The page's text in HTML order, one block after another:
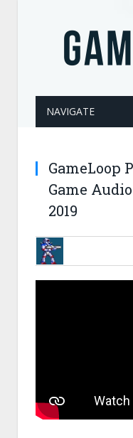
NAVIGATE
GameLoop
Game
2019
BRUNOB